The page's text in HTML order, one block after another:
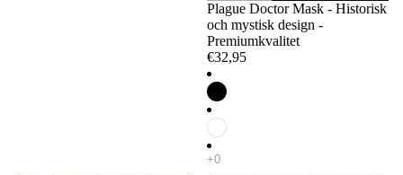
Plague Doctor Mask - Historisk
och mystisk design -
Premiumkvalitet
€32,95